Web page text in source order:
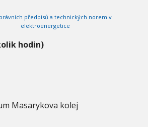
předpisů a technických norem v
elektroenergetice
hodin)
Masarykova kolej